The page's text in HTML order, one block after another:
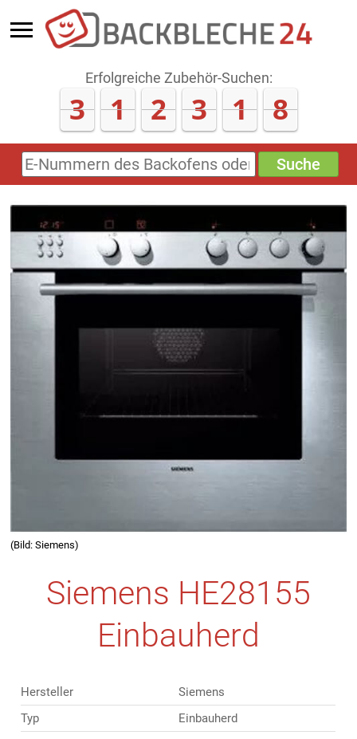
Erfolgreiche Zubehör-Suchen:
3 1 2 3 1 8
E-
Nummern
Zubehörs
(keine
Sonderzeichen)
Suche
(Bild: Siemens)
Siemens HE28155
Einbauherd
Hersteller
Siemens
Typ
Einbauherd